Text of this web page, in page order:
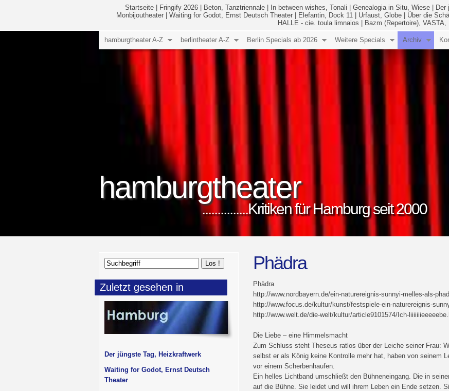
Startseite Fringify 2026 Beton, Tanztriennale In between wishes, Tonali Genealogia in Situ, Wiese Der
Monbijoutheater
Waiting for Godot, Ernst Deutsch Theater Elefantin, Dock 11 Urfaust, Globe Über die
HALLE - cie. toula limnaios
Bazm (Repertoire),
hamburgtheater
...............Kritiken für Hamburg seit 2000
hamburgtheater A-Z berlintheater A-Z Berlin Specials ab 2026 Weitere Specials Archiv
Phädra
Phädra
http://www.nordbayern.de/ein-naturereignis-sunnyi-melles-als-
http://www.focus.de/kultur/kunst/festspiele-ein-naturereignis-
http://www.welt.de/die-welt/kultur/article9101574/Ich-
Die Liebe – eine Himmelsmacht
Zum Schluss steht Theseus ratlos über der Leiche seiner Frau:
selbst er als König keine Kontrolle mehr hat, haben von seinem
vor einem Scherbenhaufen.
Ein helles Lichtband umschließt den Bühneneingang. Die in
auf die Bühne. Sie leidet und will ihrem Leben ein Ende setzen.
Zuletzt gesehen in
Der jüngste Tag, Heizkraftwerk
Waiting for Godot, Ernst Deutsch
Theater